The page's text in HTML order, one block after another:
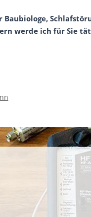
werde ich für Sie